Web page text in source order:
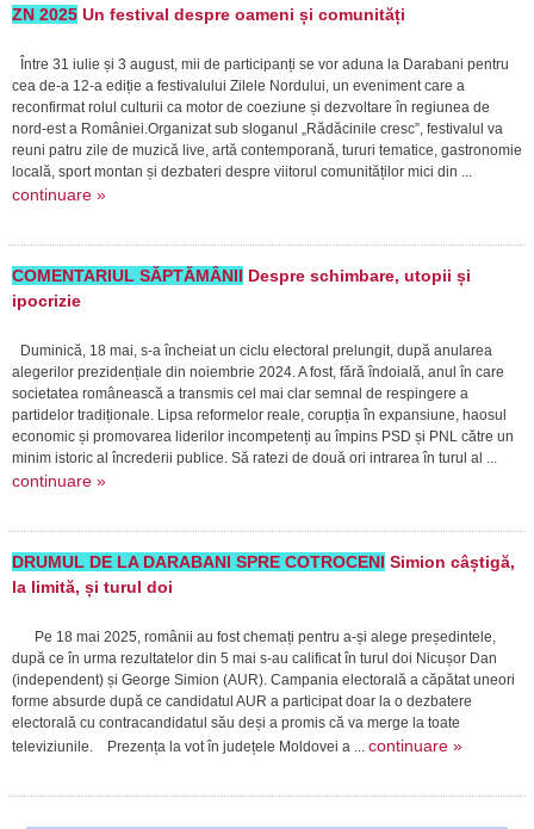
ZN 2025Un festival despre oameni și comunități
Între 31 iulie și 3 august, mii de participanți se vor aduna la Darabani pentru
cea de-a 12-a ediție a festivalului Zilele Nordului, un eveniment care a
reconfirmat rolul culturii ca motor de coeziune și dezvoltare în regiunea de
nord-est a României.Organizat sub sloganul „Rădăcinile cresc”, festivalul va
reuni patru zile de muzică live, artă contemporană, tururi tematice, gastronomie
locală, sport montan și dezbateri despre viitorul comunităților mici din ...
continuare »
COMENTARIUL SĂPTĂMÂNII Despre schimbare, utopii și
ipocrizie
Duminică, 18 mai, s-a încheiat un ciclu electoral prelungit, după anularea
alegerilor prezidențiale din noiembrie 2024. A fost, fără îndoială, anul în care
societatea românească a transmis cel mai clar semnal de respingere a
partidelor tradiționale. Lipsa reformelor reale, corupția în expansiune, haosul
economic și promovarea liderilor incompetenți au împins PSD și PNL către un
minim istoric al încrederii publice. Să ratezi de două ori intrarea în turul al ...
continuare »
DRUMUL DE LA DARABANI SPRE COTROCENI Simion câștigă,
la limită, și turul doi
Pe 18 mai 2025, românii au fost chemați pentru a-și alege președintele,
după ce în urma rezultatelor din 5 mai s-au calificat în turul doi Nicușor Dan
(independent) și George Simion (AUR). Campania electorală a căpătat uneori
forme absurde după ce candidatul AUR a participat doar la o dezbatere
electorală cu contracandidatul său deși a promis că va merge la toate
televiziunile. Prezența la vot în județele Moldovei a ... continuare »